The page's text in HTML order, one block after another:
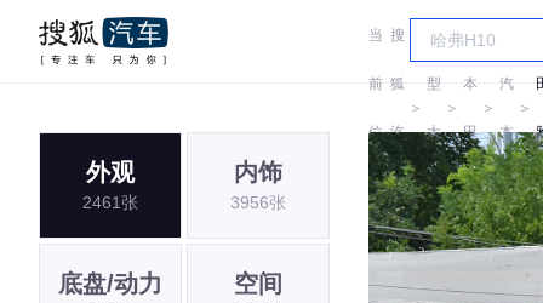
当
前
位
置:
搜
狐
汽
车
＞
车
型
大
全
＞
本
田
＞
汽
本
田
＞
外观
2461张
内饰
3956张
底盘/动力 空间